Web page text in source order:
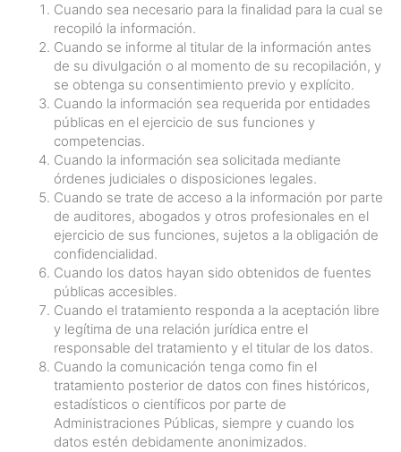
Cuando sea necesario para la finalidad para la cual se
recopiló la información.
Cuando se informe al titular de la información antes
de su divulgación o al momento de su recopilación, y
se obtenga su consentimiento previo y explícito.
Cuando la información sea requerida por entidades
públicas en el ejercicio de sus funciones y
competencias.
Cuando la información sea solicitada mediante
órdenes judiciales o disposiciones legales.
Cuando se trate de acceso a la información por parte
de auditores, abogados y otros profesionales en el
ejercicio de sus funciones, sujetos a la obligación de
confidencialidad.
Cuando los datos hayan sido obtenidos de fuentes
públicas accesibles.
Cuando el tratamiento responda a la aceptación libre
y legítima de una relación jurídica entre el
responsable del tratamiento y el titular de los datos.
Cuando la comunicación tenga como fin el
tratamiento posterior de datos con fines históricos,
estadísticos o científicos por parte de
Administraciones Públicas, siempre y cuando los
datos estén debidamente anonimizados.